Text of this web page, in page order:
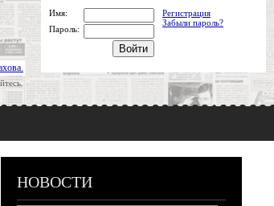
Имя:
Регистрация
Забыли пароль?
Пароль:
НОВОСТИ